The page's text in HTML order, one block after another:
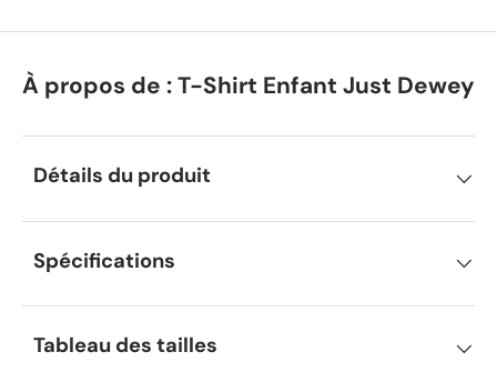
À propos de : T-Shirt Enfant Just Dewey
Détails du produit
Spécifications
Tableau des tailles